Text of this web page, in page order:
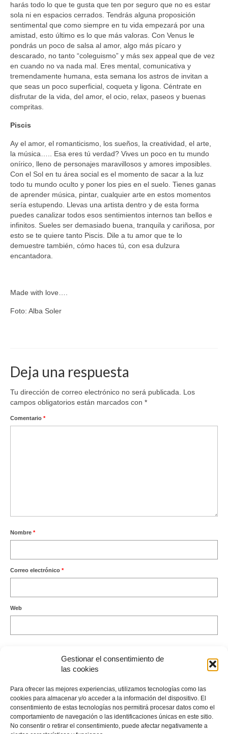
Gestionar el consentimiento de
las cookies
Para ofrecer las mejores experiencias, utilizamos tecnologías como las
cookies para almacenar y/o acceder a la información del dispositivo. El
consentimiento de estas tecnologías nos permitirá procesar datos como el
comportamiento de navegación o las identificaciones únicas en este sitio.
No consentir o retirar el consentimiento, puede afectar negativamente a
harás todo lo que te gusta que ten por seguro que no es estar
sola ni en espacios cerrados. Tendrás alguna proposición
sentimental que como siempre en tu vida empezará por una
amistad, esto último es lo que más valoras. Con Venus le
pondrás un poco de salsa al amor, algo más pícaro y
descarado, no tanto “coleguismo” y más sex appeal que de vez
en cuando no va nada mal. Eres mental, comunicativa y
tremendamente humana, esta semana los astros de invitan a
que seas un poco superficial, coqueta y ligona. Céntrate en
disfrutar de la vida, del amor, el ocio, relax, paseos y buenas
compritas.
Piscis
Ay el amor, el romanticismo, los sueños, la creatividad, el arte,
la música….. Esa eres tú verdad? Vives un poco en tu mundo
onírico, lleno de personajes maravillosos y amores imposibles.
Con el Sol en tu área social es el momento de sacar a la luz
todo tu mundo oculto y poner los pies en el suelo. Tienes ganas
de aprender música, pintar, cualquier arte en estos momentos
sería estupendo. Llevas una artista dentro y de esta forma
puedes canalizar todos esos sentimientos internos tan bellos e
infinitos. Sueles ser demasiado buena, tranquila y cariñosa, por
esto se te quiere tanto Piscis. Dile a tu amor que te lo
demuestre también, cómo haces tú, con esa dulzura
encantadora.
Made with love….
Foto: Alba Soler
Deja una respuesta
Tu dirección de correo electrónico no será publicada.
Los
campos obligatorios están marcados con *
Comentario *
Nombre *
Correo electrónico *
Web
procesan los datos de tus comentarios.